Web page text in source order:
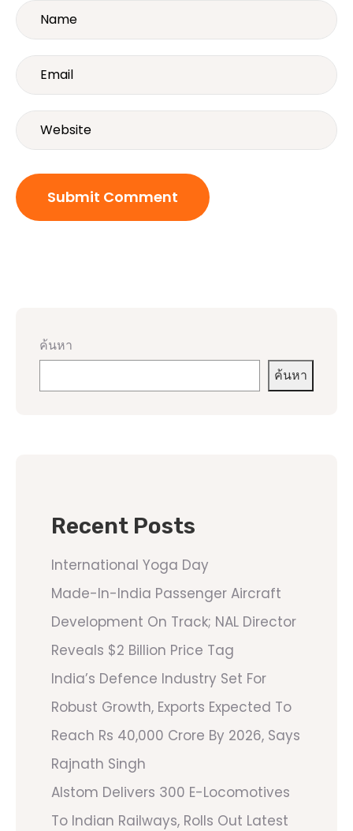
ค้นหา
ค้นหา
Recent Posts
International Yoga Day
Made-In-India Passenger Aircraft
Development On Track; NAL Director
Reveals $2 Billion Price Tag
India’s Defence Industry Set For
Robust Growth, Exports Expected To
Reach Rs 40,000 Crore By 2026, Says
Rajnath Singh
Alstom Delivers 300 E-Locomotives
To Indian Railways, Rolls Out Latest